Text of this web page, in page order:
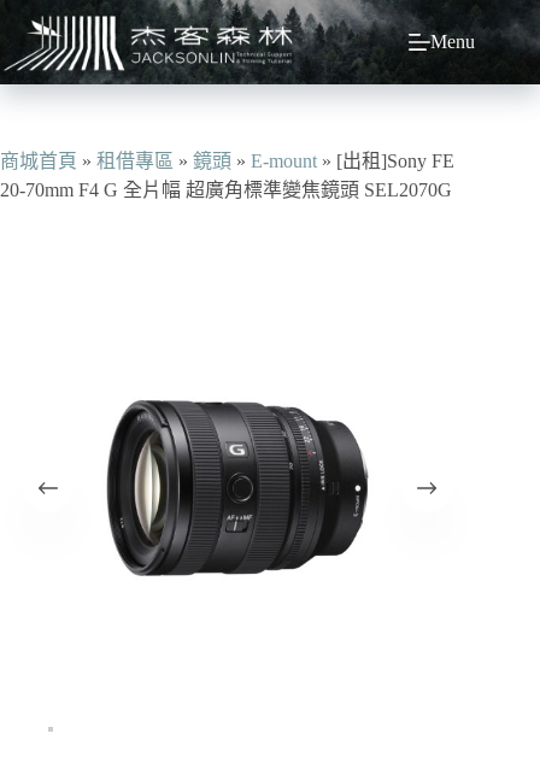
主
容
Menu
商城首頁 » 租借專區 » 鏡頭 » E-mount » [出租]Sony FE
20-70mm F4 G 全片幅 超廣角標準變焦鏡頭 SEL2070G